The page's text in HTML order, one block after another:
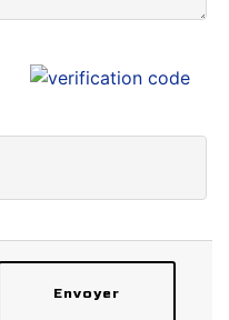
Envoyer